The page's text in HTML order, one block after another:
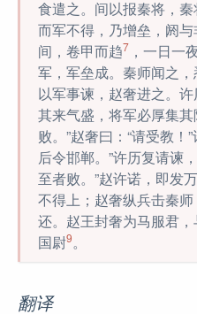
食遣之。间以报秦将，
而军不得，乃增垒，阏
间，卷甲而趋7 ，一日一
军，军垒成。秦师闻之
以军事谏，赵奢进之。许
其来气盛，将军必厚集
败。”赵奢曰：“请受教！
后令邯郸。”许历复请谏
至者败。”赵许诺，即发
不得上；赵奢纵兵击秦
还。赵王封奢为马服君
国尉9。
翻译